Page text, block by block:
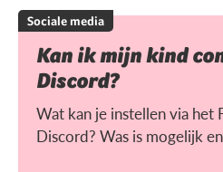
Sociale media
Kan ik mijn kind
Discord?
Wat kan je instellen via het
Discord? Was is mogelijk